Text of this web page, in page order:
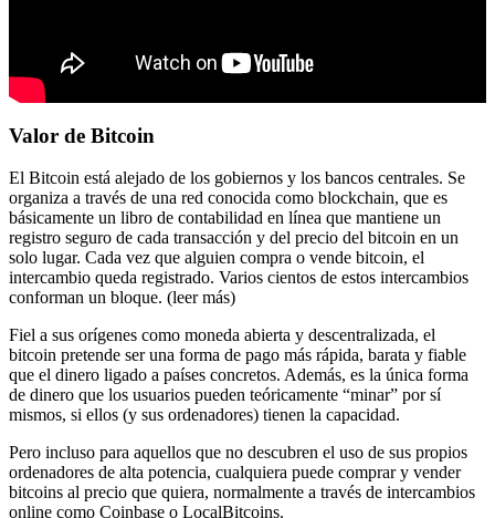
Valor de Bitcoin
El Bitcoin está alejado de los gobiernos y los bancos centrales. Se
organiza a través de una red conocida como blockchain, que es
básicamente un libro de contabilidad en línea que mantiene un
registro seguro de cada transacción y del precio del bitcoin en un
solo lugar. Cada vez que alguien compra o vende bitcoin, el
intercambio queda registrado. Varios cientos de estos intercambios
conforman un bloque. (leer más)
Fiel a sus orígenes como moneda abierta y descentralizada, el
bitcoin pretende ser una forma de pago más rápida, barata y fiable
que el dinero ligado a países concretos. Además, es la única forma
de dinero que los usuarios pueden teóricamente “minar” por sí
mismos, si ellos (y sus ordenadores) tienen la capacidad.
Pero incluso para aquellos que no descubren el uso de sus propios
ordenadores de alta potencia, cualquiera puede comprar y vender
bitcoins al precio que quiera, normalmente a través de intercambios
online como Coinbase o LocalBitcoins.